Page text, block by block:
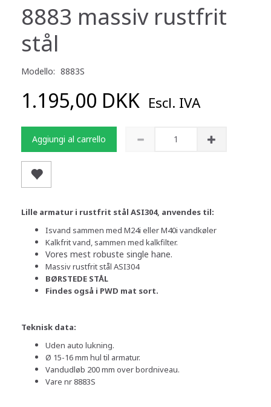
8883 massiv rustfrit
stål
Modello: 8883S
1.195,00 DKK Escl. IVA
Aggiungi al carrello
Lille armatur i rustfrit stål ASI304, anvendes til:
Isvand sammen med M24i eller M40i vandkøler
Kalkfrit vand, sammen med kalkfilter.
Vores mest robuste single hane.
Massiv rustfrit stål ASI304
BØRSTEDE STÅL
Findes også i PWD mat sort.
Teknisk data:
Uden auto lukning.
Ø 15-16 mm hul til armatur.
Vandudløb 200 mm over bordniveau.
Vare nr 8883S